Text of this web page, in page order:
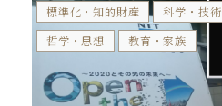
標準化・知的財産
科学・技術
哲学・思想
教育・家族